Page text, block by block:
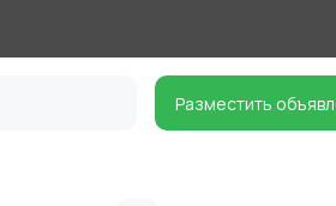
Разместить